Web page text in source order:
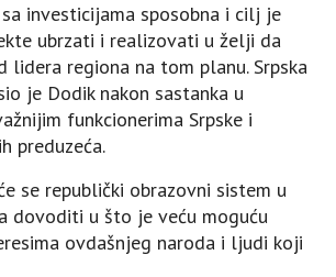
sa investicijama sposobna i cilj je
ubrzati i realizovati u želji da
lidera regiona na tom planu. Srpska
je Dodik nakon sastanka u
funkcionerima Srpske i
preduzeća.
se republički obrazovni sistem u
dovoditi u što je veću moguću
ovdašnjeg naroda i ljudi koji